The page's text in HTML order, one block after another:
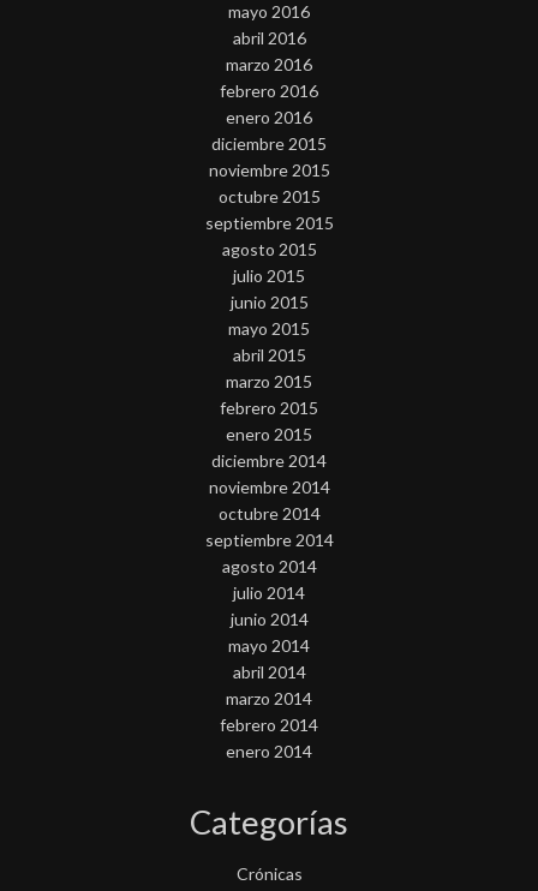
mayo 2016
abril 2016
marzo 2016
febrero 2016
enero 2016
diciembre 2015
noviembre 2015
octubre 2015
septiembre 2015
agosto 2015
julio 2015
junio 2015
mayo 2015
abril 2015
marzo 2015
febrero 2015
enero 2015
diciembre 2014
noviembre 2014
octubre 2014
septiembre 2014
agosto 2014
julio 2014
junio 2014
mayo 2014
abril 2014
marzo 2014
febrero 2014
enero 2014
Categorías
Crónicas